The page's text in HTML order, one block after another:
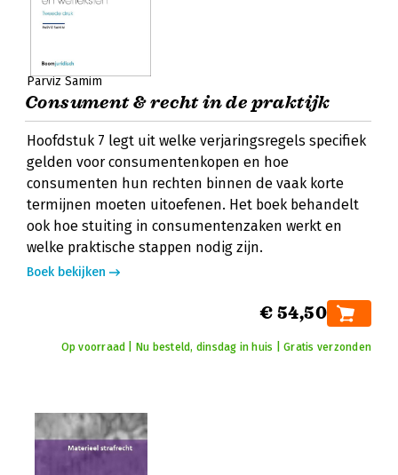
Parviz Samim
Consument & recht in de praktijk
Hoofdstuk 7 legt uit welke verjaringsregels specifiek
gelden voor consumentenkopen en hoe
consumenten hun rechten binnen de vaak korte
termijnen moeten uitoefenen. Het boek behandelt
ook hoe stuiting in consumentenzaken werkt en
welke praktische stappen nodig zijn.
Boek bekijken
€ 54,50
Op voorraad | Nu besteld, dinsdag in huis | Gratis verzonden